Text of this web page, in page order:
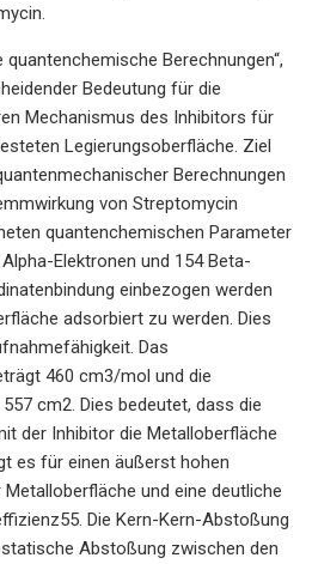
Berechnungen“,
Bedeutung für die
Mechanismus des Inhibitors für
Legierungsoberfläche. Ziel
Berechnungen
von Streptomycin
quantenchemischen Parameter
Elektronen und 154 Beta-
einbezogen werden
adsorbiert zu werden. Dies
Das
460 cm3/mol und die
cm2. Dies bedeutet, dass die
der Inhibitor die Metalloberfläche
es für einen äußerst hohen
und eine deutliche
Die Kern-Kern-Abstoßung
Abstoßung zwischen den